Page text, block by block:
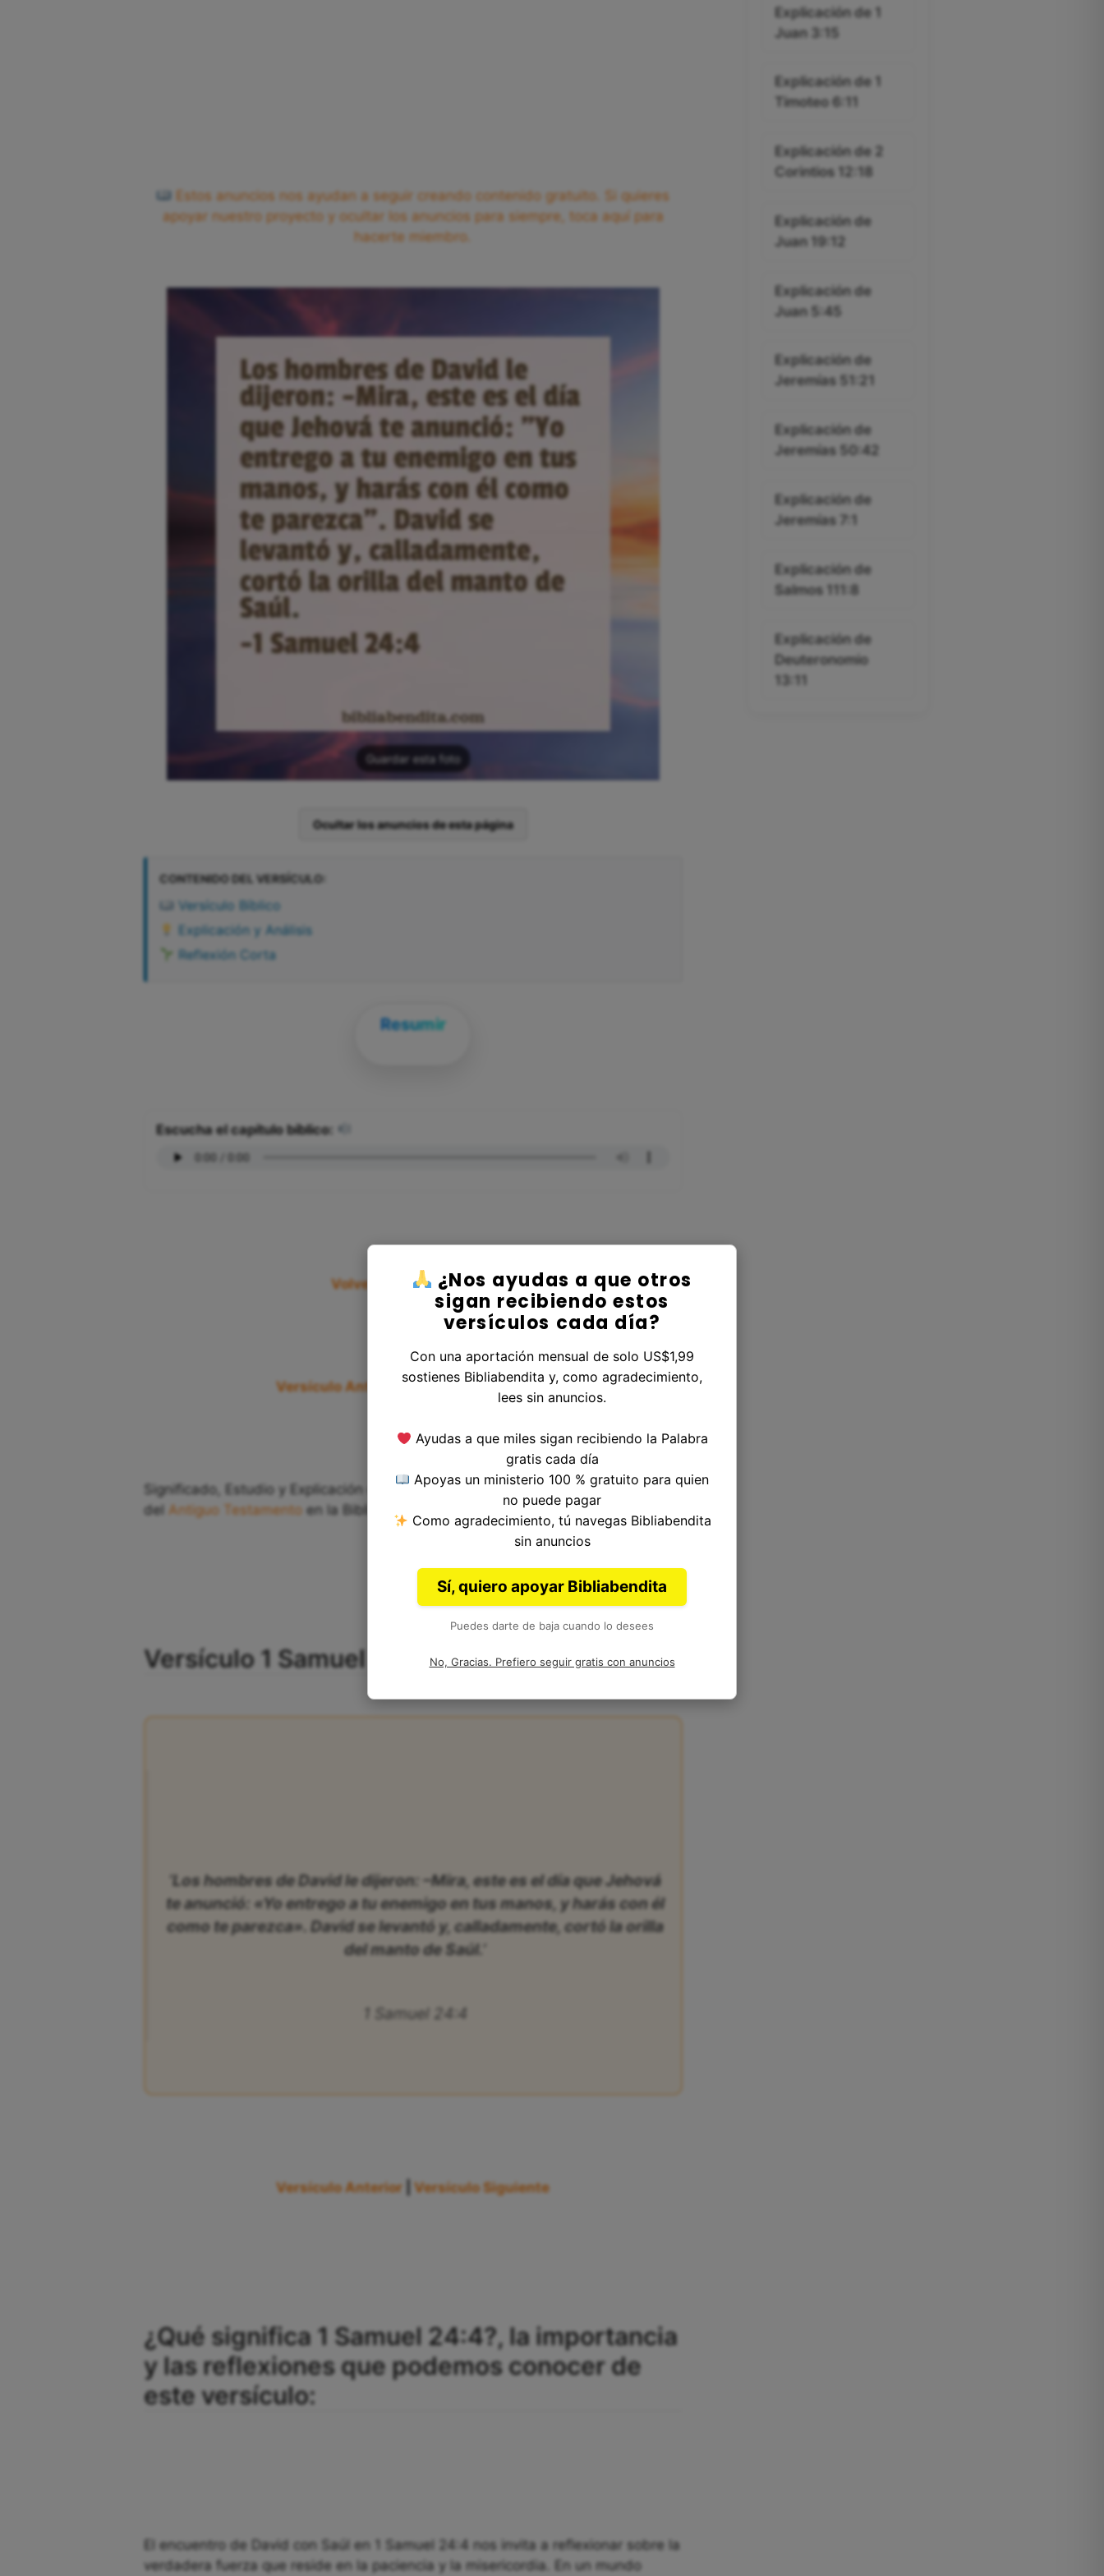
Estos anuncios nos ayudan a seguir creando contenido gratuito. Si quieres
apoyar nuestro proyecto y ocultar los anuncios para siempre, toca aquí para
hacerte miembro.
Guardar esta foto
Ocultar los anuncios de esta página
CONTENIDO DEL VERSÍCULO:
Versículo Bíblico
Explicación y Análisis
Reflexión Corta
Resumir
Escucha el capítulo bíblico:
Volver al Libro 1 Samuel
Versículo Anterior|Versículo Siguiente
Significado, Estudio y Explicación del Versículo 4, Capítulo 24, Libro de 1 Samuel
del Antiguo Testamentoen la Biblia. Autoría: Samuel, Gad y Natán.
Versículo 1 Samuel 24:4 en la Biblia
‘Los hombres de David le dijeron: –Mira, este es el día que Jehová
te anunció: «Yo entrego a tu enemigo en tus manos, y harás con él
como te parezca». David se levantó y, calladamente, cortó la orilla
del manto de Saúl.’
1 Samuel 24:4
Versículo Anterior |Versículo Siguiente
¿Qué significa 1 Samuel 24:4?, la importancia
y las reflexiones que podemos conocer de
este versículo:
El encuentro de David con Saúl en 1 Samuel 24:4 nos invita a reflexionar sobre la
verdadera fuerza que reside en la paciencia y la misericordia. En un mundo
Explicación de 1
Juan 3:15
Explicación de 1
Timoteo 6:11
Explicación de 2
Corintios 12:18
Explicación de
Juan 19:12
Explicación de
Juan 5:45
Explicación de
Jeremías 51:21
Explicación de
Jeremías 50:42
Explicación de
Jeremías 7:1
Explicación de
Salmos 111:8
Explicación de
Deuteronomio
13:11
¿Nos ayudas a que otros
sigan recibiendo estos
versículos cada día?
Con una aportación mensual de solo US$1,99
sostienes Bibliabendita y, como agradecimiento,
lees sin anuncios.
Ayudas a que miles sigan recibiendo la Palabra
gratis cada día
Apoyas un ministerio 100 % gratuito para quien
no puede pagar
Como agradecimiento, tú navegas Bibliabendita
sin anuncios
Sí, quiero apoyar Bibliabendita
Puedes darte de baja cuando lo desees
No, Gracias. Prefiero seguir gratis con anuncios